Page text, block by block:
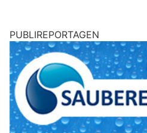
PUBLIREPORTAGEN